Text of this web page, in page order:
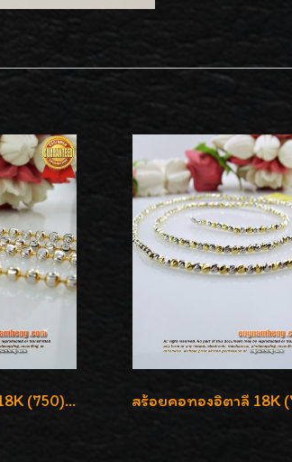
สร้อยคอทองอิตาลี 18K (750) ลายยินตันแกะมูนคัดสวย ลายนี้เงามากๆค่ะ ใส่ทนแข็งแรง